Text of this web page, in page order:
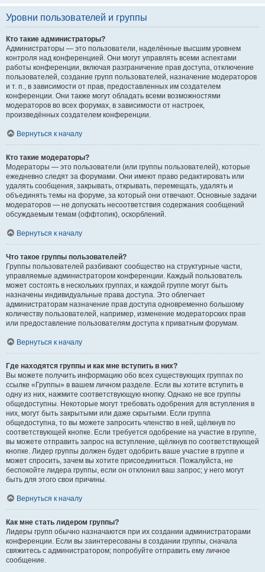
Уровни пользователей и группы
Кто такие администраторы?
Администраторы — это пользователи, наделённые высшим уровнем
контроля над конференцией. Они могут управлять всеми аспектами
работы конференции, включая разграничение прав доступа, отключение
пользователей, создание групп пользователей, назначение модераторов
и т. п., в зависимости от прав, предоставленных им создателем
конференции. Они также могут обладать всеми возможностями
модераторов во всех форумах, в зависимости от настроек,
произведённых создателем конференции.
Вернуться к началу
Кто такие модераторы?
Модераторы — это пользователи (или группы пользователей), которые
ежедневно следят за форумами. Они имеют право редактировать или
удалять сообщения, закрывать, открывать, перемещать, удалять и
объединять темы на форуме, за который они отвечают. Основные задачи
модераторов — не допускать несоответствия содержания сообщений
обсуждаемым темам (оффтопик), оскорблений.
Вернуться к началу
Что такое группы пользователей?
Группы пользователей разбивают сообщество на структурные части,
управляемые администратором конференции. Каждый пользователь
может состоять в нескольких группах, и каждой группе могут быть
назначены индивидуальные права доступа. Это облегчает
администраторам назначение прав доступа одновременно большому
количеству пользователей, например, изменение модераторских прав
или предоставление пользователям доступа к приватным форумам.
Вернуться к началу
Где находятся группы и как мне вступить в них?
Вы можете получить информацию обо всех существующих группах по
ссылке «Группы» в вашем личном разделе. Если вы хотите вступить в
одну из них, нажмите соответствующую кнопку. Однако не все группы
общедоступны. Некоторые могут требовать одобрения для вступления в
них, могут быть закрытыми или даже скрытыми. Если группа
общедоступна, то вы можете запросить членство в ней, щёлкнув по
соответствующей кнопке. Если требуется одобрение на участие в группе,
вы можете отправить запрос на вступление, щёлкнув по соответствующей
кнопке. Лидер группы должен будет одобрить ваше участие в группе и
может спросить, зачем вы хотите присоединиться. Пожалуйста, не
беспокойте лидера группы, если он отклонил ваш запрос; у него могут
быть для этого свои причины.
Вернуться к началу
Как мне стать лидером группы?
Лидеры групп обычно назначаются при их создании администраторами
конференции. Если вы заинтересованы в создании группы, сначала
свяжитесь с администратором; попробуйте отправить ему личное
сообщение.